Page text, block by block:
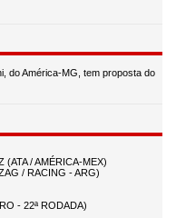
do América-MG, tem proposta do